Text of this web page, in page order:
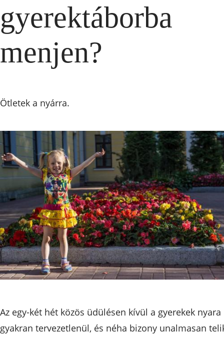
gyerektáborba
menjen?
Ötletek a nyárra.
Az egy-két hét közös üdülésen kívül a gyerekek nyara
gyakran tervezetlenül, és néha bizony unalmasan